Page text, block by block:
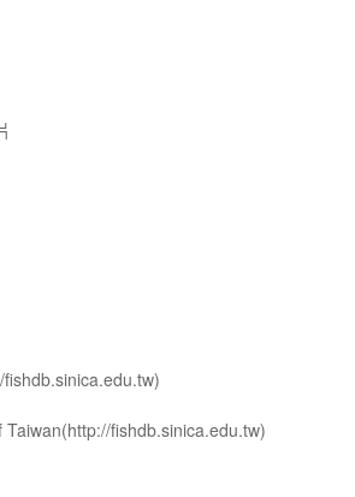
fishdb.sinica.edu.tw)